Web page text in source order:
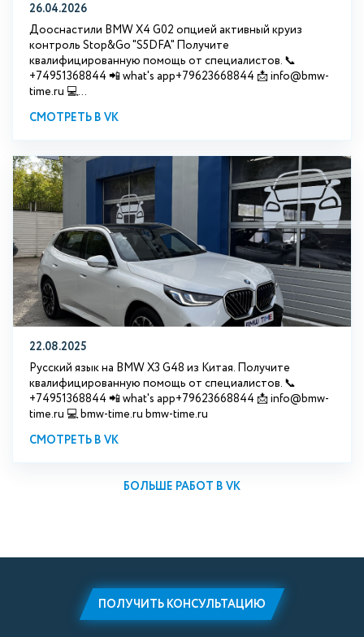
26.04.2026
Дооснастили BMW X4 G02 опцией активный круиз
контроль Stop&Go "S5DFA" Получите
квалифицированную помощь от специалистов. 📞
+74951368844 📲 what's app+79623668844 📩 info@bmw-
time.ru 💻...
СМОТРЕТЬ В VK
22.08.2025
Русский язык на BMW X3 G48 из Китая. Получите
квалифицированную помощь от специалистов. 📞
+74951368844 📲 what's app+79623668844 📩 info@bmw-
time.ru 💻 bmw-time.ru bmw-time.ru
СМОТРЕТЬ В VK
БОЛЬШЕ РАБОТ В VK
ПОЛУЧИТЬ КОНСУЛЬТАЦИЮ